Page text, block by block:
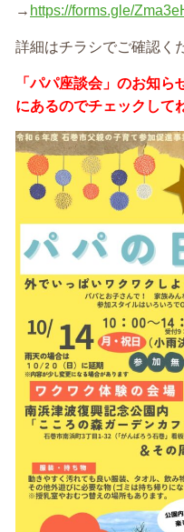
→ https://forms.gle/
詳細はチラシでご確認く
「パパ座談会」のお知
にあるのでチェックして